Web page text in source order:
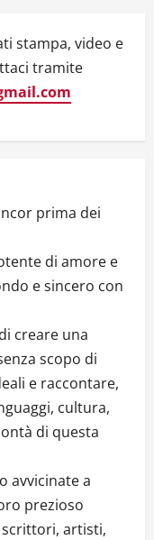
stampa, video e
tramite
prima dei
di amore e
e sincero con
creare una
scopo di
e raccontare,
cultura,
di questa
avvicinate a
prezioso
artisti,